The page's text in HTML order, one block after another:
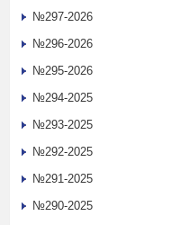
№297-2026
№296-2026
№295-2026
№294-2025
№293-2025
№292-2025
№291-2025
№290-2025